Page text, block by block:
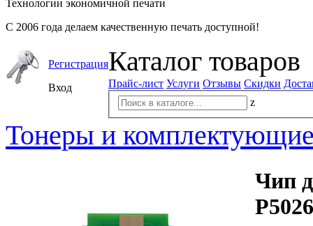
Технологии экономичной печати
С 2006 года делаем качественную печать доступной!
Регистрация
Вход
Каталог товаров
Прайс-лист Услуги Отзывы Скидки
z
Тонеры и
Чип